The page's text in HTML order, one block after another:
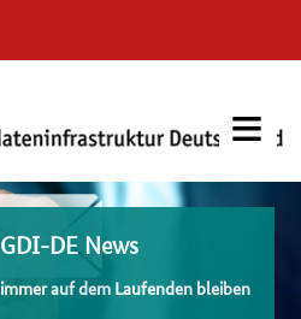
GDI-DE News
immer auf dem Laufenden bleiben